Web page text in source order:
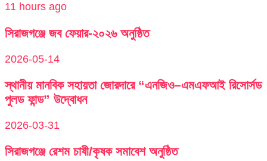
11 hours ago
সিরাজগঞ্জে জব ফেয়ার-২০২৬ অনুষ্ঠিত
2026-05-14
স্থানীয় মানবিক সহায়তা জোরদারে “এনজিও–এমএফআই রিসোর্সড
পুলড ফান্ড” উদ্বোধন
2026-03-31
সিরাজগঞ্জে রেশম চাষী/কৃষক সমাবেশ অনুষ্ঠিত